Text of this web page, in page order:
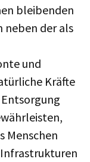
bleibenden
neben der als
und
Kräfte
Menschen